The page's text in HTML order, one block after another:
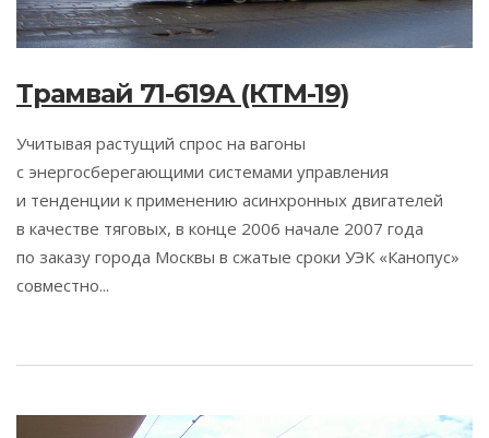
Трамвай 71-619A (КТМ-19)
Учитывая растущий спрос на вагоны
с энергосберегающими системами управления
и тенденции к применению асинхронных двигателей
в качестве тяговых, в конце 2006 начале 2007 года
по заказу города Москвы в сжатые сроки УЭК «Канопус»
совместно...